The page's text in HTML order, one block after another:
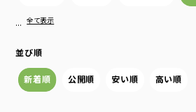
… 全て表示
並び順
新着順 公開順 安い順 高い順